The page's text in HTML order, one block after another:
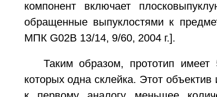
компонент включает
обращенные выпуклостями к
МПК G02B 13/14, 9/60, 2004 г.].
Таким образом, прототип имеет
которых одна склейка. Этот